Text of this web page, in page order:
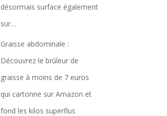
désormais surface également
sur…
Graisse abdominale :
Découvrez le brûleur de
graisse à moins de 7 euros
qui cartonne sur Amazon et
fond les kilos superflus